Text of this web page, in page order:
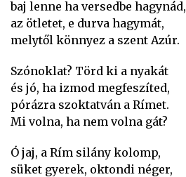
baj lenne ha versedbe hagynád,
az ötletet, e durva hagymát,
melytől könnyez a szent Azúr.
Szónoklat? Törd ki a nyakát
és jó, ha izmod megfeszíted,
pórázra szoktatván a Rímet.
Mi volna, ha nem volna gát?
Ó jaj, a Rím silány kolomp,
süket gyerek, oktondi néger,